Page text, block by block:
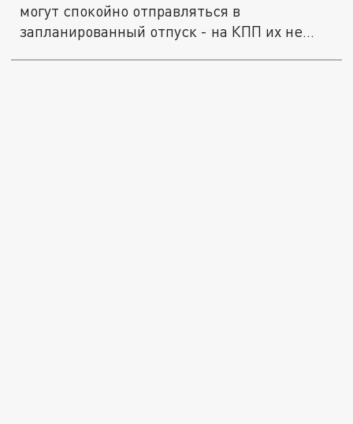
могут спокойно отправляться в
запланированный отпуск - на КПП их не...